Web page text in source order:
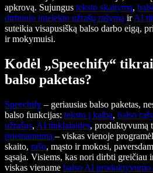
apkrovą. Sujungus teksto skaitymą,
dirbtinio intelekto užrašų rašymą irAI
suteikia visapusišką balso darbo eigą,
ir mokymuisi.
Kodėl „Speechify“
balso paketas?
Speechify – geriausias balso paketas,
balso funkcijas: teksto į kalbą, balso
užrašus, AI tinklalaides, produktyvumą
prieinamumą – viskas vienoje
skaito, rašo, mąsto ir mokosi,
sąsaja. Visiems, kas nori dirbti greičiau
viskas viename balso AI produktyvumo